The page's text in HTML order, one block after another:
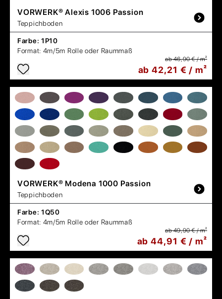
VORWERK® Alexis 1006 Passion
Teppichboden
Farbe: 1P10
Format: 4m/5m Rolle oder Raummaß
ab 46,90 € / m²
ab 42,21 € / m²
VORWERK® Modena 1000 Passion
Teppichboden
Farbe: 1Q50
Format: 4m/5m Rolle oder Raummaß
ab 49,90 € / m²
ab 44,91 € / m²